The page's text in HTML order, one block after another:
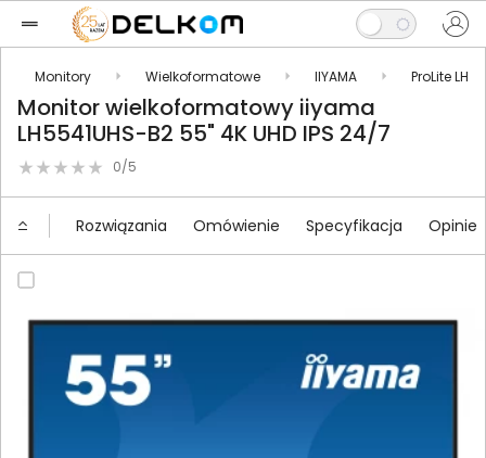
Monitory Wielkoformatowe IIYAMA ProLite LH
Monitor wielkoformatowy iiyama
LH5541UHS-B2 55" 4K UHD IPS 24/7
0/5
Rozwiązania Omówienie Specyfikacja Opinie